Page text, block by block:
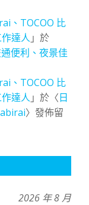
、TOCOO 比
達人 」於
便利、夜景佳
、TOCOO 比
達人 」於〈日
〉發佈留
2026 年 8 月